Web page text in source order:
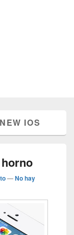
NEW IOS
—No hay